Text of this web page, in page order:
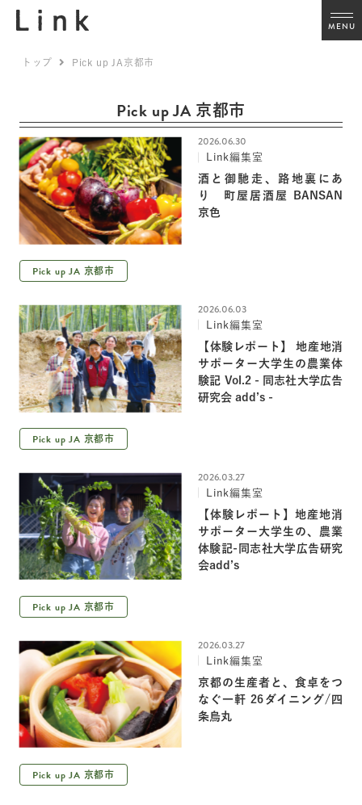
MENU
トップ Pick up JA京都市
Pick up JA 京都市
2026.06.30
Link編集室
酒と御馳走、路地裏にあ
り 町屋居酒屋 BANSAN
京色
Pick up JA 京都市
2026.06.03
Link編集室
【体験レポート】 地産地消
サポーター大学生の農業体
験記 Vol.2 - 同志社大学広告
研究会 add’s -
Pick up JA 京都市
2026.03.27
Link編集室
【体験レポート】地産地消
サポーター大学生の、農業
体験記-同志社大学広告研究
会add’s
Pick up JA 京都市
2026.03.27
Link編集室
京都の生産者と、食卓をつ
なぐ一軒 26ダイニング/四
条烏丸
Pick up JA 京都市